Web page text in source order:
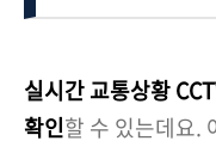
실시간 교통상황
확인할 수 있는데요.